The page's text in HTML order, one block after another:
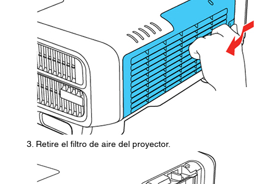
Retire el filtro de aire del proyector.